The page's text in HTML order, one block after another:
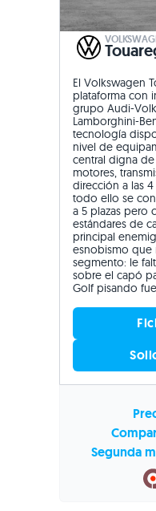
El Volkswagen
plataforma con
grupo Audi-
Lamborghini-
tecnología
nivel de
central digna
motores,
dirección a las
todo ello se
a 5 plazas pero
estándares de
principal
esnobismo que
segmento: le
sobre el capó
Golf pisando
Segunda